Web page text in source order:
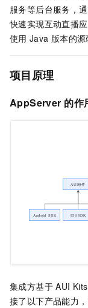
服务等后台服务，
快速实现互动直播
使用 Java 版本的
项目原理
AppServer 的作
集成方基于 AUI Kits
接了以下产品能力